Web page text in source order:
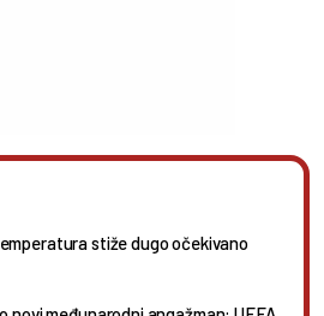
stiže dugo očekivano